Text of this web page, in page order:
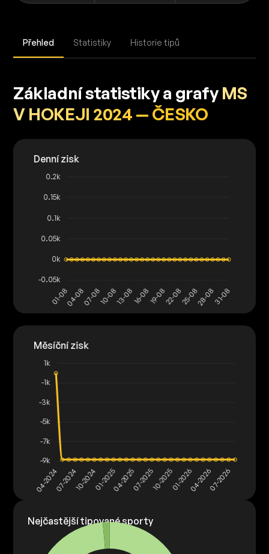
Přehled Statistiky Historie tipů
Základní statistiky a grafy MS
V HOKEJI 2024 — ČESKO
Nejčastější tipované sporty